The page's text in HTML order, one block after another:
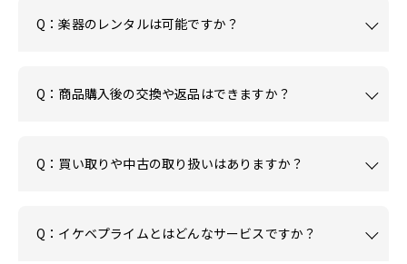
Q：楽器のレンタルは可能ですか？
Q：商品購入後の交換や返品はできますか？
Q：買い取りや中古の取り扱いはありますか？
Q：イケベプライムとはどんなサービスですか？